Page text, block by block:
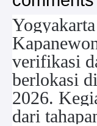
verifikasi
berlokasi
2026.
dari